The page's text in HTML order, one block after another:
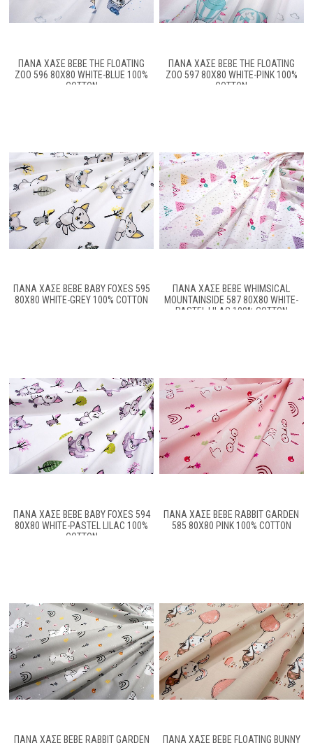
ΠΆΝΑ ΧΑΣΈ BEBE THE FLOATING
ZOO 596 80X80 WHITE-BLUE 100%
COTTON
ΠΆΝΑ ΧΑΣΈ BEBE THE FLOATING
ZOO 597 80X80 WHITE-PINK 100%
COTTON
ΠΆΝΑ ΧΑΣΈ BEBE BABY FOXES 595
80X80 WHITE-GREY 100% COTTON
ΠΆΝΑ ΧΑΣΈ BEBE WHIMSICAL
MOUNTAINSIDE 587 80X80 WHITE-
PASTEL LILAC 100% COTTON
ΠΆΝΑ ΧΑΣΈ BEBE BABY FOXES 594
80X80 WHITE-PASTEL LILAC 100%
COTTON
ΠΆΝΑ ΧΑΣΈ BEBE RABBIT GARDEN
585 80X80 PINK 100% COTTON
ΠΆΝΑ ΧΑΣΈ BEBE RABBIT GARDEN ΠΆΝΑ ΧΑΣΈ BEBE FLOATING BUNNY